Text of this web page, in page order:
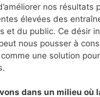
nos résultats
élevées des
et du public. Ce désir
nous pousser à
une solution
dans un milieu où